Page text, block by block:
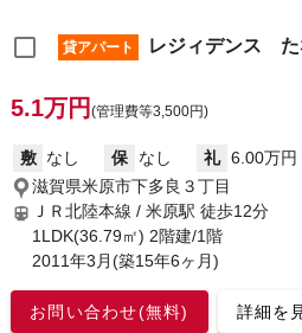
貸アパート レジィデンス た
5.1万円 (管理費等3,500円)
敷 なし 保 なし 礼 6.00万円
滋賀県米原市下多良３丁目
ＪＲ北陸本線 / 米原駅 徒歩12分
1LDK(36.79㎡) 2階建/1階
2011年3月(築15年6ヶ月)
お問い合わせ(無料) 詳細を